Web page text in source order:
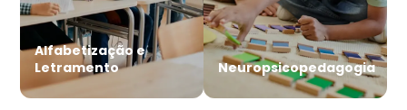
Alfabetização e
Letramento
Neuropsicopedagogia